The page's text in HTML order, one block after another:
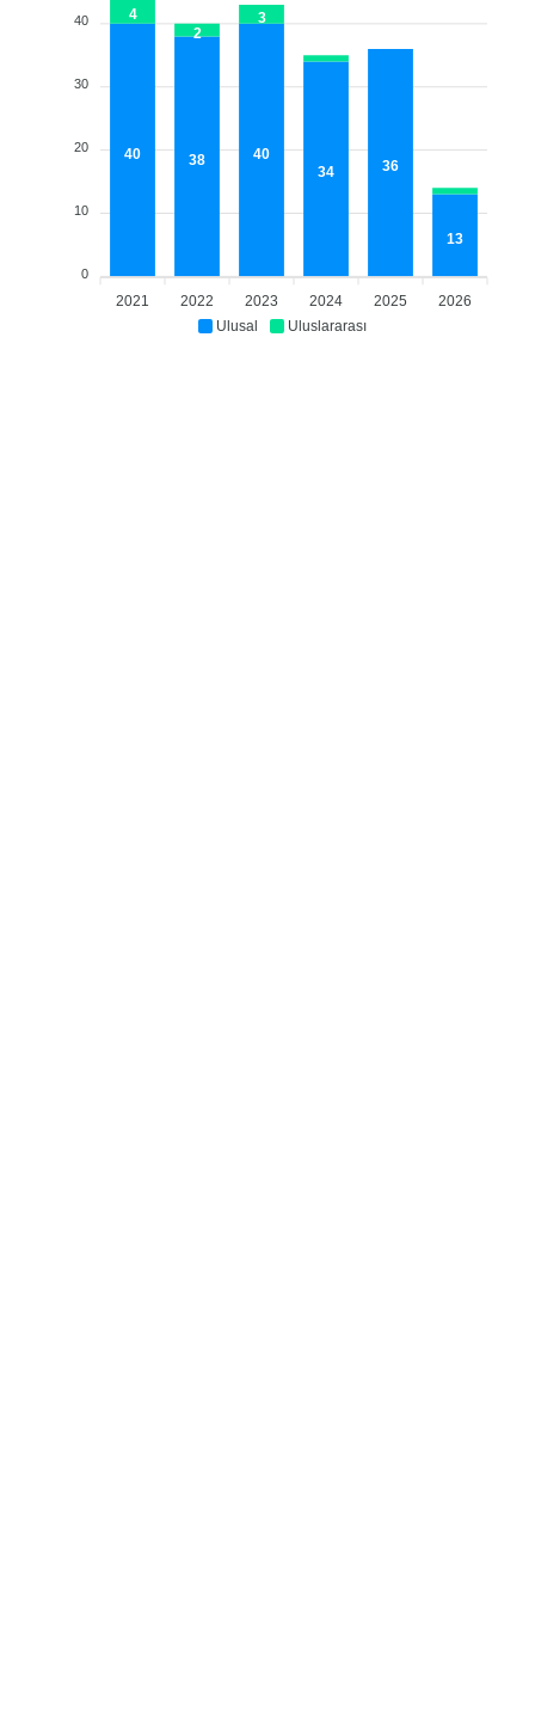
Ulusal Uluslararası
2021 2022 2023 2024 2025 2026
40 38
40
34
36
13
4
2
3
40
30
20
10
0